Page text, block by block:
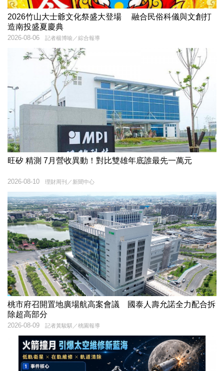
2026竹山大士爺文化祭盛大登場 融合民俗科儀與文創打
造南投盛夏慶典
記者楊博喻／綜合報導
2026-08-06
旺矽 精測 7月營收異動！對比雙雄年底誰最先一萬元
理財周刊／新聞中心
2026-08-10
桃市府召開置地廣場航高案會議 國泰人壽允諾全力配合拆
除超高部分
記者黃駿騏／桃園報導
2026-08-09